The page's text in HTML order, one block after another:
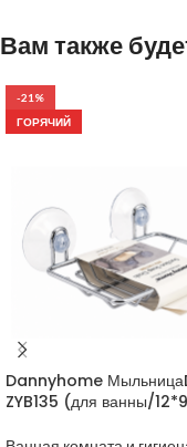
Вам также
-21%
ГОРЯЧИЙ
Dannyhome
ZYB135 (для ванны/